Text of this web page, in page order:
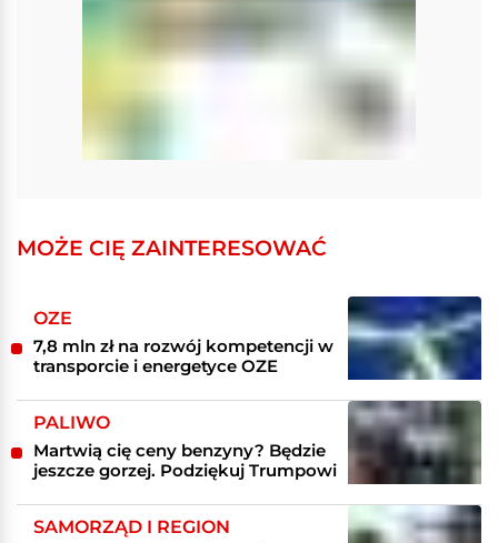
MOŻE CIĘ ZAINTERESOWAĆ
OZE
7,8 mln zł na rozwój kompetencji w
transporcie i energetyce OZE
PALIWO
Martwią cię ceny benzyny? Będzie
jeszcze gorzej. Podziękuj Trumpowi
SAMORZĄD I REGION